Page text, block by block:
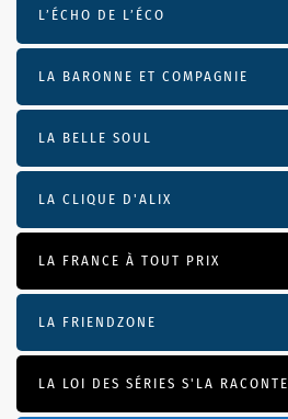
L’ÉCHO DE L’ÉCO
LA BARONNE ET COMPAGNIE
LA BELLE SOUL
LA CLIQUE D'ALIX
LA FRANCE À TOUT PRIX
LA FRIENDZONE
LA LOI DES SÉRIES S'LA RACONTE